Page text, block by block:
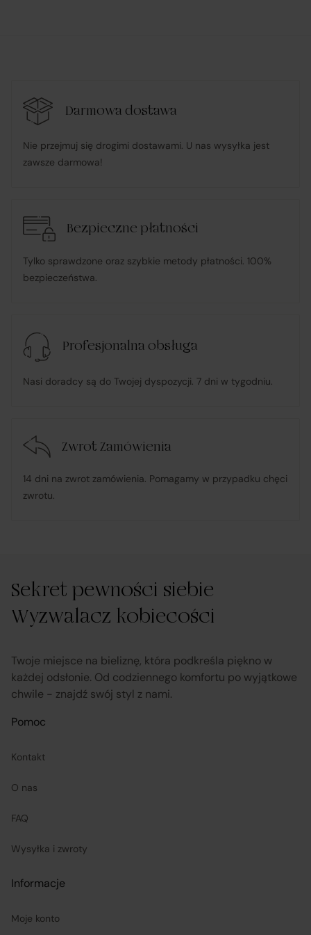
Darmowa dostawa
Nie przejmuj się drogimi dostawami. U nas wysyłka jest
zawsze darmowa!
Bezpieczne płatności
Tylko sprawdzone oraz szybkie metody płatności. 100%
bezpieczeństwa.
Profesjonalna obsługa
Nasi doradcy są do Twojej dyspozycji. 7 dni w tygodniu.
Zwrot Zamówienia
14 dni na zwrot zamówienia. Pomagamy w przypadku chęci
zwrotu.
Sekret pewności siebie
Wyzwalacz kobiecości
Twoje miejsce na bieliznę, która podkreśla piękno w
każdej odsłonie. Od codziennego komfortu po wyjątkowe
chwile - znajdź swój styl z nami.
Pomoc
Kontakt
O nas
FAQ
Wysyłka i zwroty
Informacje
Moje konto
udzielonego pełnomocnictwa), składając zamówienie u
Sprzedawcy i dokonując płatności za towar;
informuje Klienta o wysyłce zamówionego Towaru;
ponosi odpowiedzialność za zgodność Towaru z
konsumenta;
udostępnia, na życzenie Klienta, dokumentację
produktową i instrukcje użytkowania w języku polskim;
obsługuje odstąpienie od umowy pośrednictwa;
sprzedaży;
koordynuje proces odstąpienia od umowy sprzedaży
w tym przyjmuje oświadczenia Klientów, potwierdza
zwrotu ceny i kosztów dostawy.
sprzedaży, w tym za dostarczenie towarów zgodnych z
Platformie;